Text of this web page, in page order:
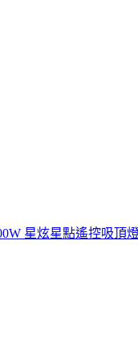
星炫星點遙控吸頂